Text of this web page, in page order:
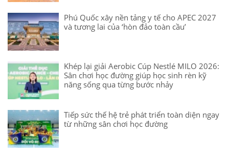
Phú Quốc xây nền tảng y tế cho APEC 2027
và tương lai của ‘hòn đảo toàn cầu’
Khép lại giải Aerobic Cúp Nestlé MILO 2026:
Sân chơi học đường giúp học sinh rèn kỹ
năng sống qua từng bước nhảy
Tiếp sức thế hệ trẻ phát triển toàn diện ngay
từ những sân chơi học đường